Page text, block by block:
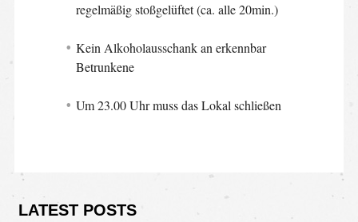
regelmäßig stoßgelüftet (ca. alle 20min.)
Kein Alkoholausschank an erkennbar
Betrunkene
Um 23.00 Uhr muss das Lokal schließen
LATEST POSTS